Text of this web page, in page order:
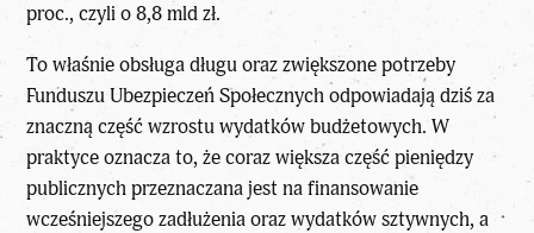
proc., czyli o 8,8 mld zł.
To właśnie obsługa długu oraz zwiększone potrzeby
Funduszu Ubezpieczeń Społecznych odpowiadają dziś za
znacznączęść wzrostu wydatków budżetowych. W
praktyce oznacza to, że coraz większa część pieniędzy
publicznych przeznaczana jest na finansowanie
wcześniejszego zadłużenia oraz wydatków sztywnych, a